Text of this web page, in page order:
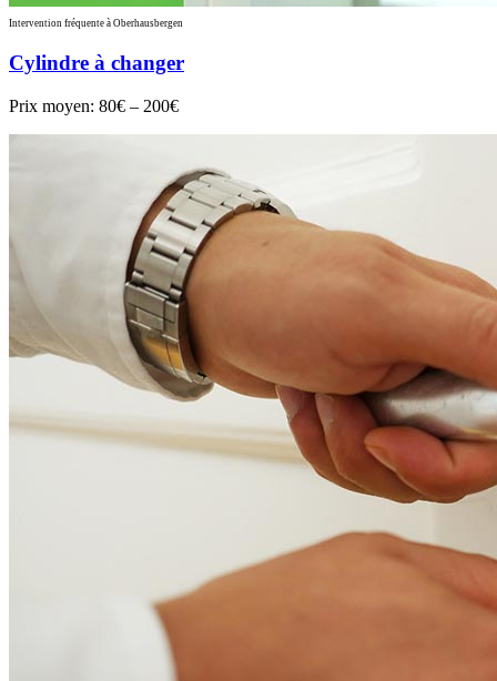
Intervention fréquente à Oberhausbergen
Cylindre à changer
Prix moyen: 80€ – 200€